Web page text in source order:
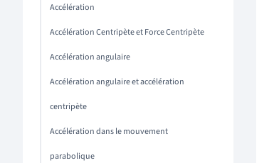
Accélération
Accélération Centripète et Force Centripète
Accélération angulaire
Accélération angulaire et accélération
centripète
Accélération dans le mouvement
parabolique